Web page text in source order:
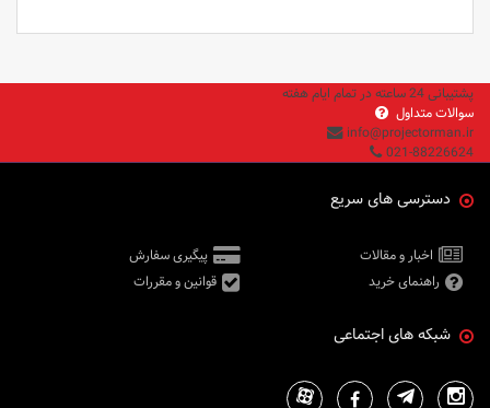
پشتیبانی 24 ساعته در تمام ایام هفته
سوالات متداول
info@projectorman.ir
021-88226624
دسترسی های سریع
اخبار و مقالات
پیگیری سفارش
راهنمای خرید
قوانین و مقررات
شبکه های اجتماعی